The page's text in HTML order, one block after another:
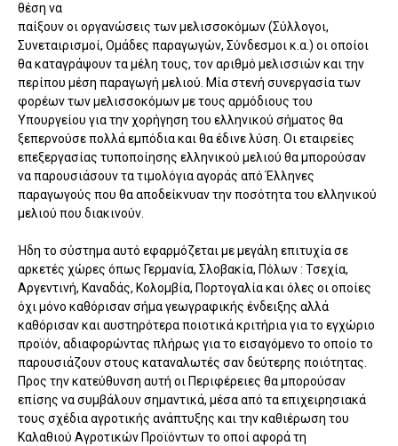
θέση να
παίξουν οι οργανώσεις των μελισσοκόμων (Σύλλογοι,
Συνεταιρισμοί, Ομάδες παραγωγών, Σύνδεσμοι κ.α.) οι οποίοι
θα καταγράψουν τα μέλη τους, τον αριθμό μελισσιών και την
περίπου μέση παραγωγή μελιού. Μία στενή συνεργασία των
φορέων των μελισσοκόμων με τους αρμόδιους του
Υπουργείου για την χορήγηση του ελληνικού σήματος θα
ξεπερνούσε πολλά εμπόδια και θα έδινε λύση. Οι εταιρείες
επεξεργασίας τυποποίησης ελληνικού μελιού θα μπορούσαν
να παρουσιάσουν τα τιμολόγια αγοράς από Έλληνες
παραγωγούς που θα αποδείκνυαν την ποσότητα του ελληνικού
μελιού που διακινούν.
Ήδη το σύστημα αυτό εφαρμόζεται με μεγάλη επιτυχία σε
αρκετές χώρες όπως Γερμανία, Σλοβακία, Πόλων : Τσεχία,
Αργεντινή, Καναδάς, Κολομβία, Πορτογαλία και όλες οι οποίες
όχι μόνο καθόρισαν σήμα γεωγραφικής ένδειξης αλλά
καθόρισαν και αυστηρότερα ποιοτικά κριτήρια για το εγχώριο
προϊόν, αδιαφορώντας πλήρως για το εισαγόμενο το οποίο το
παρουσιάζουν στους καταναλωτές σαν δεύτερης ποιότητας.
Προς την κατεύθυνση αυτή οι Περιφέρειες θα μπορούσαν
επίσης να συμβάλουν σημαντικά, μέσα από τα επιχειρησιακά
τους σχέδια αγροτικής ανάπτυξης και την καθιέρωση του
Καλαθιού Αγροτικών Προϊόντων το οποί αφορά τη